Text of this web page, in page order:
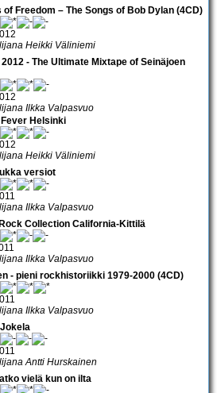
of Freedom – The Songs of Bob Dylan (4CD)
Heikki Väliniemi
- The Ultimate Mixtape of Seinäjoen
Ilkka Valpasvuo
Helsinki
Heikki Väliniemi
versiot
Ilkka Valpasvuo
Collection California-Kittilä
Ilkka Valpasvuo
- pieni rockhistoriikki 1979-2000 (4CD)
Ilkka Valpasvuo
Antti Hurskainen
vielä kun on ilta